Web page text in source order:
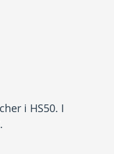
i HS50. I